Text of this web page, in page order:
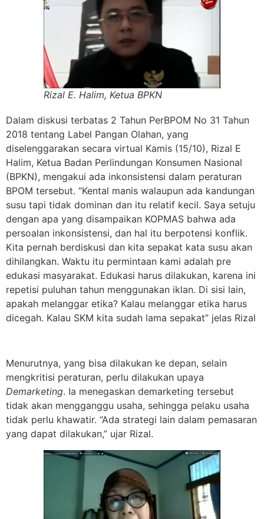
Rizal E. Halim, Ketua BPKN
Dalam diskusi terbatas 2 Tahun PerBPOM No 31 Tahun
2018 tentang Label Pangan Olahan, yang
diselenggarakan secara virtual Kamis (15/10), Rizal E
Halim, Ketua Badan Perlindungan Konsumen Nasional
(BPKN), mengakui ada inkonsistensi dalam peraturan
BPOM tersebut. “Kental manis walaupun ada kandungan
susu tapi tidak dominan dan itu relatif kecil. Saya setuju
dengan apa yang disampaikan KOPMAS bahwa ada
persoalan inkonsistensi, dan hal itu berpotensi konflik.
Kita pernah berdiskusi dan kita sepakat kata susu akan
dihilangkan. Waktu itu permintaan kami adalah pre
edukasi masyarakat. Edukasi harus dilakukan, karena ini
repetisi puluhan tahun menggunakan iklan. Di sisi lain,
apakah melanggar etika? Kalau melanggar etika harus
dicegah. Kalau SKM kita sudah lama sepakat” jelas Rizal
Menurutnya, yang bisa dilakukan ke depan, selain
mengkritisi peraturan, perlu dilakukan upaya
Demarketing. Ia menegaskan demarketing tersebut
tidak akan mengganggu usaha, sehingga pelaku usaha
tidak perlu khawatir. “Ada strategi lain dalam pemasaran
yang dapat dilakukan,” ujar Rizal.